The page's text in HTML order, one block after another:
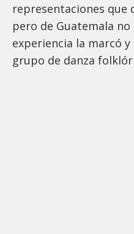
representaciones que
pero de Guatemala no
experiencia la marcó
grupo de danza